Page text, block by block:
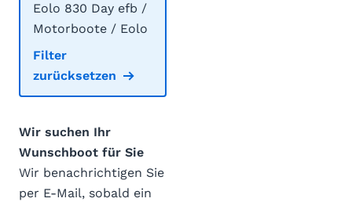
Eolo 830 Day efb /
Motorboote / Eolo
Filter
zurücksetzen
Wir suchen Ihr
Wunschboot für Sie
Wir benachrichtigen Sie
per E-Mail, sobald ein